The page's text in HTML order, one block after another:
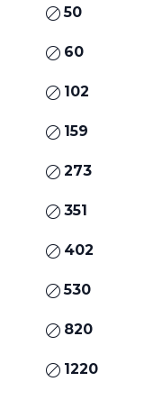
50
60
102
159
273
351
402
530
820
1220